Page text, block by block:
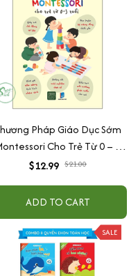
Pháp Giáo Dục Sớm
Cho Trẻ Từ 0 – 3
Tuổi
$12.99 $21.00
ADD TO CART
SALE